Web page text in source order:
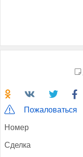
Пожаловаться
Но­мер
Сдел­ка